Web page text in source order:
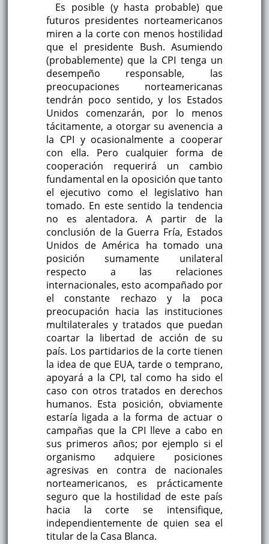
Es posible (y hasta probable) que
futuros presidentes norteamericanos
miren a la corte con menos hostilidad
que el presidente Bush. Asumiendo
(probablemente) que la CPI tenga un
desempeño responsable, las
preocupaciones norteamericanas
tendrán poco sentido, y los Estados
Unidos comenzarán, por lo menos
tácitamente, a otorgar su avenencia a
la CPI y ocasionalmente a cooperar
con ella. Pero cualquier forma de
cooperación requerirá un cambio
fundamental en la oposición que tanto
el ejecutivo como el legislativo han
tomado. En este sentido la tendencia
no es alentadora. A partir de la
conclusión de la Guerra Fría, Estados
Unidos de América ha tomado una
posición sumamente unilateral
respecto a las relaciones
internacionales, esto acompañado por
el constante rechazo y la poca
preocupación hacia las instituciones
multilaterales y tratados que puedan
coartar la libertad de acción de su
país. Los partidarios de la corte tienen
la idea de que EUA, tarde o temprano,
apoyará a la CPI, tal como ha sido el
caso con otros tratados en derechos
humanos. Esta posición, obviamente
estaría ligada a la forma de actuar o
campañas que la CPI lleve a cabo en
sus primeros años; por ejemplo si el
organismo adquiere posiciones
agresivas en contra de nacionales
norteamericanos, es prácticamente
seguro que la hostilidad de este país
hacia la corte se intensifique,
independientemente de quien sea el
titular de la Casa Blanca.